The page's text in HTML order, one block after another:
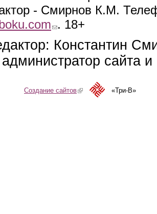
- Смирнов К.М.
(link sends e-mail)
. 18+
Константин
сайта
Создание сайтов(link is external)«Три-В»